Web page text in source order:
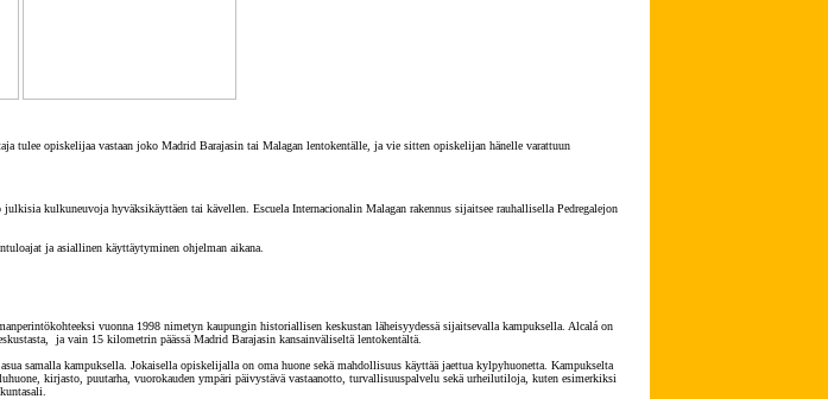
tulee opiskelijaa vastaan joko Madrid Barajasin tai Malagan lentokentälle, ja vie sitten opiskelijan hänelle varattuun
kulkuneuvoja hyväksikäyttäen tai kävellen. Escuela Internacionalin Malagan rakennus sijaitsee rauhallisella Pedregalejon
ja asiallinen käyttäytyminen ohjelman aikana.
vuonna 1998 nimetyn kaupungin historiallisen keskustan läheisyydessä sijaitsevalla kampuksella. Alcalá on
ja vain 15 kilometrin päässä Madrid Barajasin kansainväliseltä lentokentältä.
samalla kampuksella. Jokaisella opiskelijalla on oma huone sekä mahdollisuus käyttää jaettua kylpyhuonetta. Kampukselta
kirjasto, puutarha, vuorokauden ympäri päivystävä vastaanotto, turvallisuuspalvelu sekä urheilutiloja, kuten esimerkiksi